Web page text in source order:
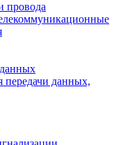
провода
данных,